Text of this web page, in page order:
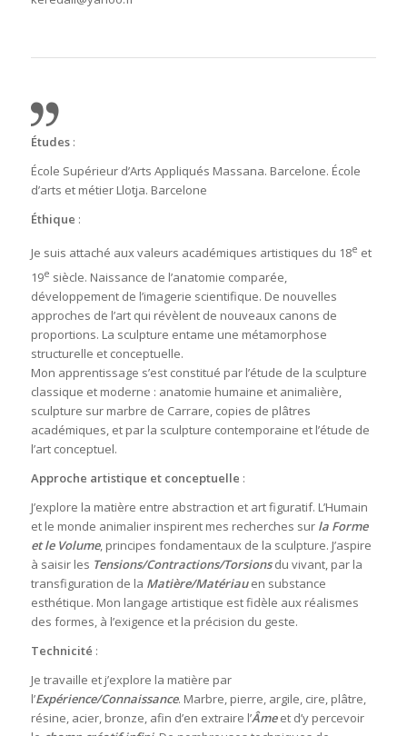
Études:
École Supérieur d’Arts Appliqués Massana. Barcelone. École
d’arts et métier Llotja. Barcelone
Éthique :
Je suis attaché aux valeurs académiques artistiques du 18e et
19e siècle. Naissance de l’anatomie comparée,
développement de l’imagerie scientifique. De nouvelles
approches de l’art qui révèlent de nouveaux canons de
proportions. La sculpture entame une métamorphose
structurelle et conceptuelle.
Mon apprentissage s’est constitué par l’étude de la sculpture
classique et moderne : anatomie humaine et animalière,
sculpture sur marbre de Carrare, copies de plâtres
académiques, et par la sculpture contemporaine et l’étude de
l’art conceptuel.
Approche artistique et conceptuelle :
J’explore la matière entre abstraction et art figuratif. L’Humain
et le monde animalier inspirent mes recherches sur la Forme
et le Volume, principes fondamentaux de la sculpture. J’aspire
à saisir les Tensions/Contractions/Torsionsdu vivant, par la
transfiguration de la Matière/Matériauen substance
esthétique. Mon langage artistique est fidèle aux réalismes
des formes, à l’exigence et la précision du geste.
Technicité :
Je travaille et j’explore la matière par
l’Expérience/Connaissance. Marbre, pierre, argile, cire, plâtre,
résine, acier, bronze, afin d’en extraire l’Âmeet d’y percevoir